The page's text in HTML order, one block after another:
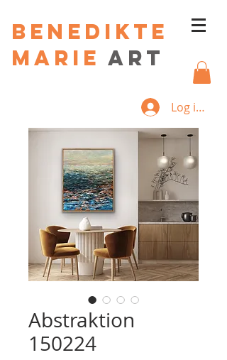
Benedikte
Marie art
Log ind
Abstraktion
150224